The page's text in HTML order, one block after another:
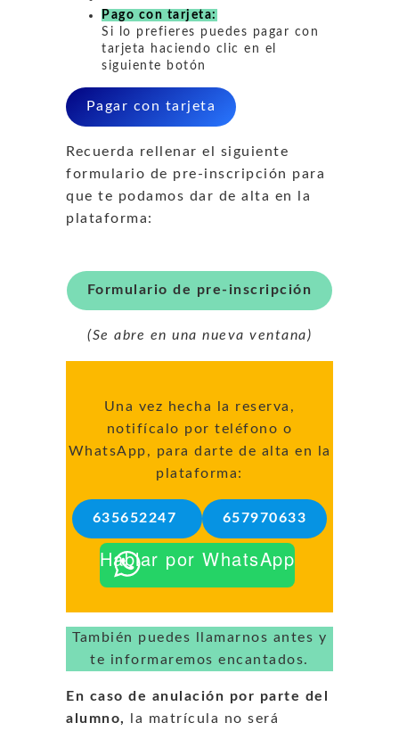
Pago con tarjeta:
Si lo prefieres puedes pagar con
tarjeta haciendo clic en el
siguiente botón
Pagar con tarjeta
Recuerda rellenar el siguiente
formulario de pre-inscripción para
que te podamos dar de alta en la
plataforma:
Formulario de pre-inscripción
(Se abre en una nueva ventana)
Una vez hecha la reserva,
notifícalo por teléfono o
WhatsApp, para darte de alta en la
plataforma:
635652247 657970633
Hablar por WhatsApp
También puedes llamarnos antes y
te informaremos encantados.
En caso de anulación por parte del
alumno, la matrícula no será